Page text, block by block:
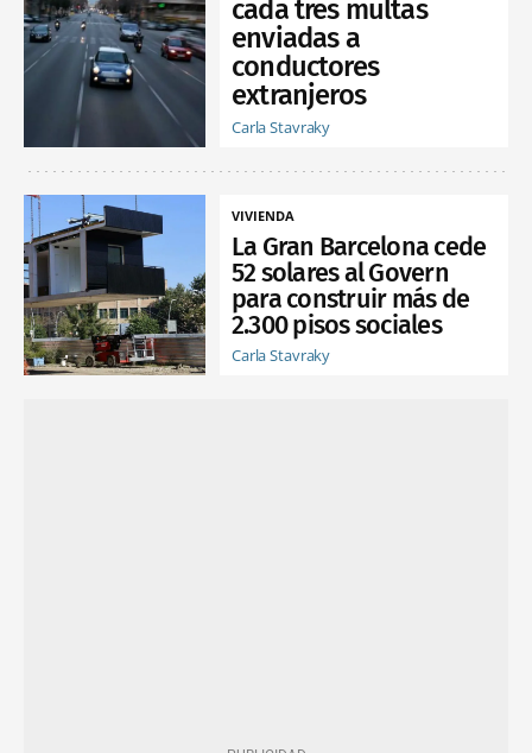
cada tres multas
enviadas a
conductores
extranjeros
Carla Stavraky
VIVIENDA
La Gran Barcelona cede
52 solares al Govern
para construir más de
2.300 pisos sociales
Carla Stavraky